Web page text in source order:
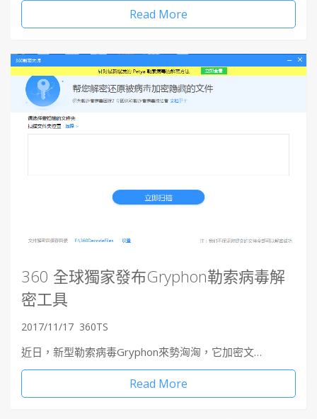
Read More
360 全球獨家發布Gryphon勒索病毒解
密工具
2017/11/17 360TS
近日，新型勒索病毒Gryphon來勢洶洶，它加密文…
Read More